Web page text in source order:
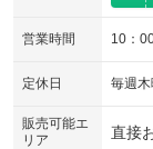
営業時間 10：
定休日 毎週
販売可能エ
リア
直接